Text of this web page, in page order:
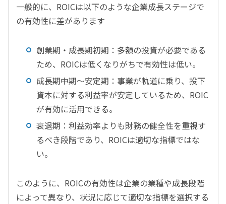
一般的に、ROICは以下のような企業成長ステージで
の有効性に差があります
創業期・成長期初期：多額の投資が必要である
ため、ROICは低くなりがちで有効性は低い。
成長期中期～安定期：事業が軌道に乗り、投下
資本に対する利益率が安定しているため、ROIC
が有効に活用できる。
衰退期：利益効率よりも財務の健全性を重視す
るべき段階であり、ROICは適切な指標ではな
い。
このように、ROICの有効性は企業の業種や成長段階
によって異なり、状況に応じて適切な指標を選択する